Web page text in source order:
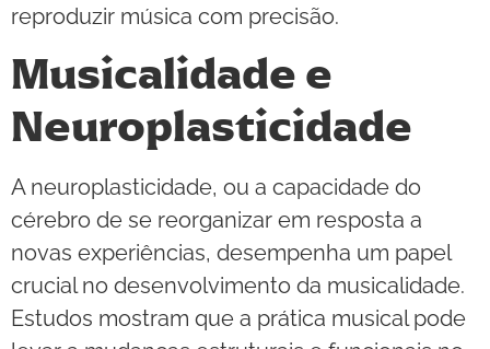
reproduzir música com precisão.
Musicalidade e
Neuroplasticidade
A neuroplasticidade, ou a capacidade do
cérebro de se reorganizar em resposta a
novas experiências, desempenha um papel
crucial no desenvolvimento da musicalidade.
Estudos mostram que a prática musical pode